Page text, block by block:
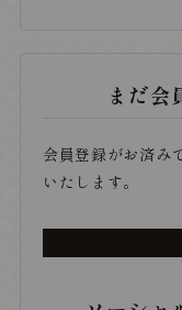
まだ会
会員登録がお済み
いたします。